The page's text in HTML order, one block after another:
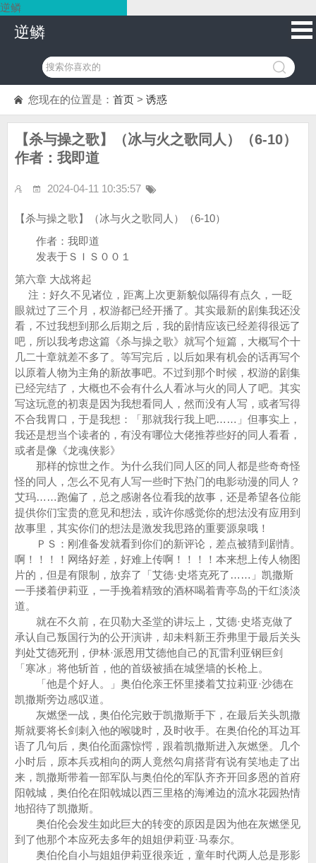
逆鳞
逆鳞
您现在的位置是： 首页 > 诱惑
【杀与操之歌】（冰与火之歌同人）（6-10）
作者：我即道
2024-04-11 10:35:57
【杀与操之歌】（冰与火之歌同人）（6-10）
作者：我即道
发表于ＳＩＳ００１
第六章 大战将起
注：好久不见诸位，距离上次更新貌似隔得有点久，一眨
眼就过了三个月，权游都已经开播了。其实最新的剧集我还没
看，不过我想到那么后期之后，我的剧情应该已经差得很远了
吧，所以我考虑这篇《杀与操之歌》就写个短篇，大概写个十
几二十章就差不多了。等写完后，以后如果有机会的话再写个
以原着人物为主角的新故事吧。不过到那个时候，权游的剧集
已经完结了，大概也不会有什么人看冰与火的同人了吧。其实
写这玩意的初衷是因为我想看同人，然而没有人写，或者写得
不合我胃口，于是我想：「那就我行我上吧……」但事实上，
我还是想当个读者的，有没有哪位大佬推荐些好的同人看看，
或者是像《龙魂侠影》
那样的惊世之作。为什么我们同人区的同人都是些奇奇怪
怪的同人，怎么不见有人写一些时下热门的电影动漫的同人？
艾玛……跑偏了，总之感谢各位看我的故事，还是希望各位能
提供你们宝贵的意见和想法，或许你感觉你的想法没有应用到
故事里，其实你们的想法是激发我思路的重要源泉哦！
ＰＳ：刚准备发就看到你们的新评论，差点被猜到剧情。
啊！！！！网络好差，好难上传啊！！！！本来想上传人物图
片的，但是有限制，放弃了「艾德·史塔克死了……」凯撒斯
一手搂着伊莉亚，一手挽着精致的酒杯喝着青亭岛的干红淡淡
道。
就在不久前，在贝勒大圣堂的讲坛上，艾德·史塔克做了
承认自己叛国行为的公开演讲，却未料新王乔弗里于最后关头
判处艾德死刑，伊林·派恩用艾德他自己的瓦雷利亚钢巨剑
「寒冰」将他斩首，他的首级被插在城堡墙的长枪上。
「他是个好人。」奥伯伦亲王怀里搂着艾拉莉亚·沙德在
凯撒斯旁边感叹道。
灰燃堡一战，奥伯伦完败于凯撒斯手下，在最后关头凯撒
斯就要将长剑刺入他的喉咙时，及时收手。在奥伯伦的耳边耳
语了几句后，奥伯伦面露惊愕，跟着凯撒斯进入灰燃堡。几个
小时后，原本兵戎相向的两人竟然勾肩搭背有说有笑地走了出
来，凯撒斯带着一部军队与奥伯伦的军队齐齐开回多恩的首府
阳戟城，奥伯伦在阳戟城以西三里格的海滩边的流水花园热情
地招待了凯撒斯。
奥伯伦会发生如此巨大的转变的原因是因为他在灰燃堡见
到了他那个本应死去多年的姐姐伊莉亚·马泰尔。
奥伯伦自小与姐姐伊莉亚很亲近，童年时代两人总是形影